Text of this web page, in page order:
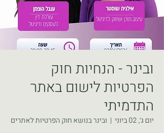
ובינר - הנחיות חוק
הפרטיות לישום באתר
התדמיתי
יום ג׳, 02 ביוני
  |
ובינר בנושא חוק הפרטיות לאתרים